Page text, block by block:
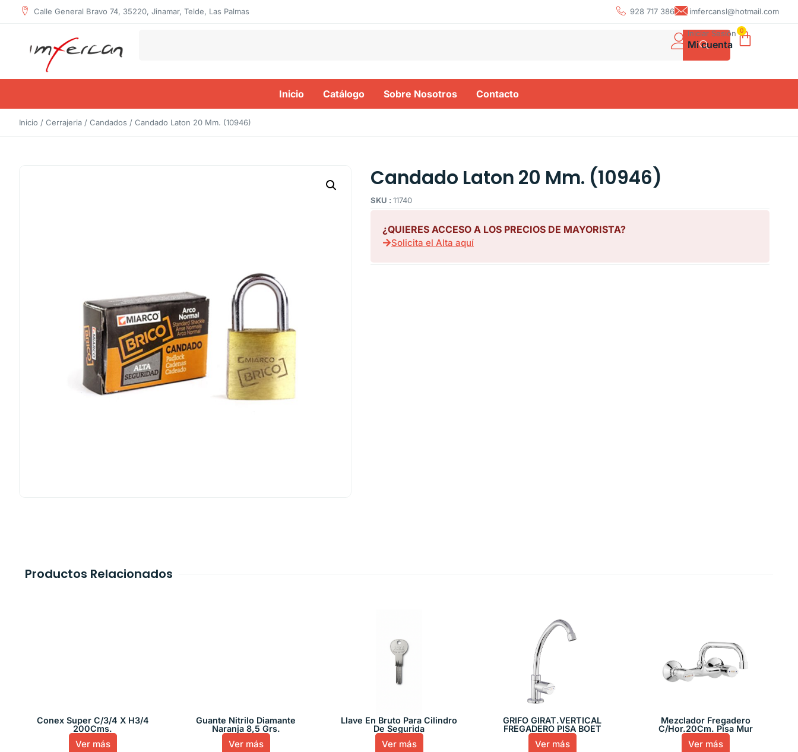
Calle General Bravo 74, 35220, Jinamar, Telde, Las Palmas 928 717 386 imfercansl@hotmail.com
Iniciar Sesión
Mi cuenta
0
Inicio Catálogo Sobre Nosotros Contacto
Inicio / Cerrajeria / Candados / Candado Laton 20 Mm. (10946)
Candado Laton 20 Mm. (10946)
SKU : 11740
¿QUIERES ACCESO A LOS PRECIOS DE MAYORISTA?
Solicita el Alta aquí
Productos Relacionados
Conex Super C/3/4 X H3/4
200Cms.
Ver más
Guante Nitrilo Diamante
Naranja 8,5 Grs.
Ver más
Llave En Bruto Para Cilindro
De Segurida
Ver más
GRIFO GIRAT.VERTICAL
FREGADERO PISA BOET
Ver más
Mezclador Fregadero
C/Hor.20Cm. Pisa Mur
Ver más